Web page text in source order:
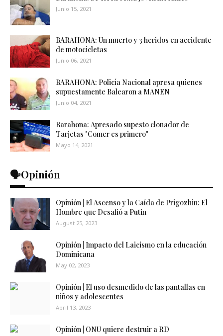
Junio 15, 2021
BARAHONA: Un muerto y 3 heridos en accidente
de motocicletas
Junio 06, 2021
BARAHONA: Policía Nacional apresa quienes
supuestamente Balearon a MANEN
Junio 04, 2021
Barahona: Apresado supesto clonador de
Tarjetas "Comer es primero"
Mayo 14, 2021
🗣️Opinión
Opinión | El Ascenso y la Caída de Prigozhin: El
Hombre que Desafió a Putin
August 25, 2023
Opinión | Impacto del Laicismo en la educación
Dominicana
May 02, 2023
Opinión | El uso desmedido de las pantallas en
niños y adolescentes
April 13, 2023
Opinión | ONU quiere destruir a RD